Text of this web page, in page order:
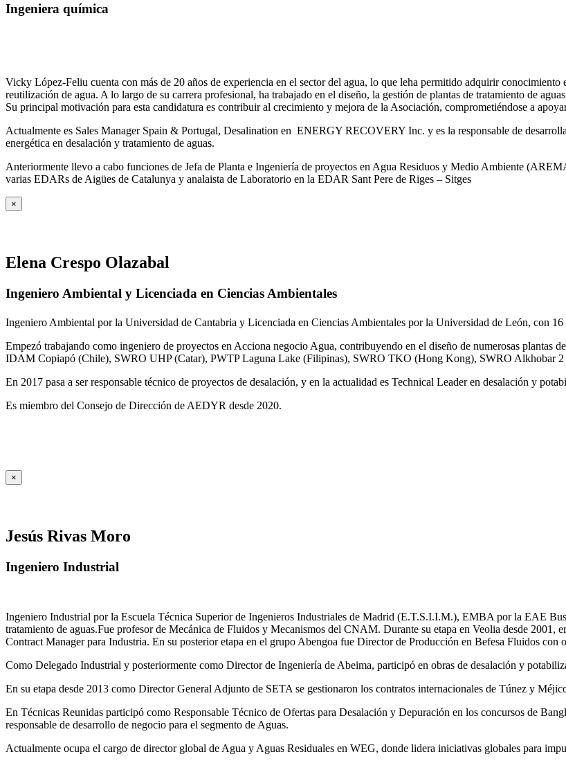
Ingeniera química
Vicky López-Feliu cuenta con más de 20 años de experiencia en el sector del agua, lo que leha permitido adquirir
reutilización de agua. A lo largo de su carrera profesional, ha trabajado en el diseño, la gestión de plantas de tratamiento de
Su principal motivación para esta candidatura es contribuir al crecimiento y mejora de la Asociación, comprometiéndose a
Actualmente es Sales Manager Spain & Portugal, Desalination en ENERGY RECOVERY Inc. y es la responsable de
energética en desalación y tratamiento de aguas.
Anteriormente llevo a cabo funciones de Jefa de Planta e Ingeniería de proyectos en Agua Residuos y Medio Ambiente
varias EDARs de Aigües de Catalunya y analaista de Laboratorio en la EDAR Sant Pere de Riges – Sitges
×
Elena Crespo Olazabal
Ingeniero Ambiental y Licenciada en Ciencias Ambientales
Ingeniero Ambiental por la Universidad de Cantabria y Licenciada en Ciencias Ambientales por la Universidad de León, con 16
Empezó trabajando como ingeniero de proyectos en Acciona negocio Agua, contribuyendo en el diseño de numerosas plantas
IDAM Copiapó (Chile), SWRO UHP (Catar), PWTP Laguna Lake (Filipinas), SWRO TKO (Hong Kong), SWRO Alkhobar 2
En 2017 pasa a ser responsable técnico de proyectos de desalación, y en la actualidad es Technical Leader en desalación y
Es miembro del Consejo de Dirección de AEDYR desde 2020.
×
Jesús Rivas Moro
Ingeniero Industrial
Ingeniero Industrial por la Escuela Técnica Superior de Ingenieros Industriales de Madrid (E.T.S.I.I.M.), EMBA por la EAE
tratamiento de aguas.Fue profesor de Mecánica de Fluidos y Mecanismos del CNAM. Durante su etapa en Veolia desde
Contract Manager para Industria. En su posterior etapa en el grupo Abengoa fue Director de Producción en Befesa Fluidos con
Como Delegado Industrial y posteriormente como Director de Ingeniería de Abeima, participó en obras de desalación y
En su etapa desde 2013 como Director General Adjunto de SETA se gestionaron los contratos internacionales de Túnez y
En Técnicas Reunidas participó como Responsable Técnico de Ofertas para Desalación y Depuración en los concursos de
responsable de desarrollo de negocio para el segmento de Aguas.
Actualmente ocupa el cargo de director global de Agua y Aguas Residuales en WEG, donde lidera iniciativas globales para